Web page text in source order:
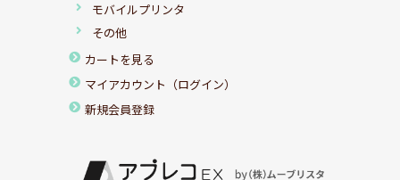
モバイルプリンタ
その他
カートを見る
マイアカウント（ログイン）
新規会員登録